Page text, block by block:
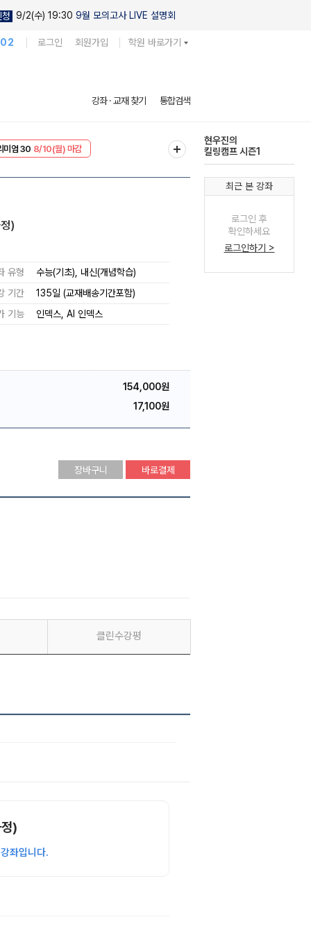
9/2(수) 19:30 9월 모의고사 LIVE 설명회
로그인 회원가입 학원 바로가기
강좌 · 교재 찾기 통합검색
8/10(월) 마감
다채로운 난도
실전 모의고사
)
유형
수능(기초), 내신(개념학습)
기간
135일 (교재배송기간포함)
기능
인덱스 AI 인덱스
154,000원
17,100원
장바구니 바로결제
클린수강평
)
좌입니다.
최근 본 강좌
로그인 후
확인하세요
로그인하기 >